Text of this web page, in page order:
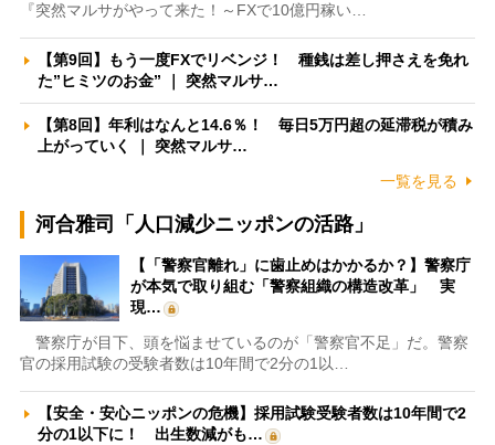
『突然マルサがやって来た！～FXで10億円稼い…
【第9回】もう一度FXでリベンジ！ 種銭は差し押さえを免れ
た”ヒミツのお金” ｜ 突然マルサ…
【第8回】年利はなんと14.6％！ 毎日5万円超の延滞税が積み
上がっていく ｜ 突然マルサ…
一覧を見る
河合雅司「人口減少ニッポンの活路」
【「警察官離れ」に歯止めはかかるか？】警察庁
が本気で取り組む「警察組織の構造改革」 実
現…
警察庁が目下、頭を悩ませているのが「警察官不足」だ。警察
官の採用試験の受験者数は10年間で2分の1以…
【安全・安心ニッポンの危機】採用試験受験者数は10年間で2
分の1以下に！ 出生数減がも…